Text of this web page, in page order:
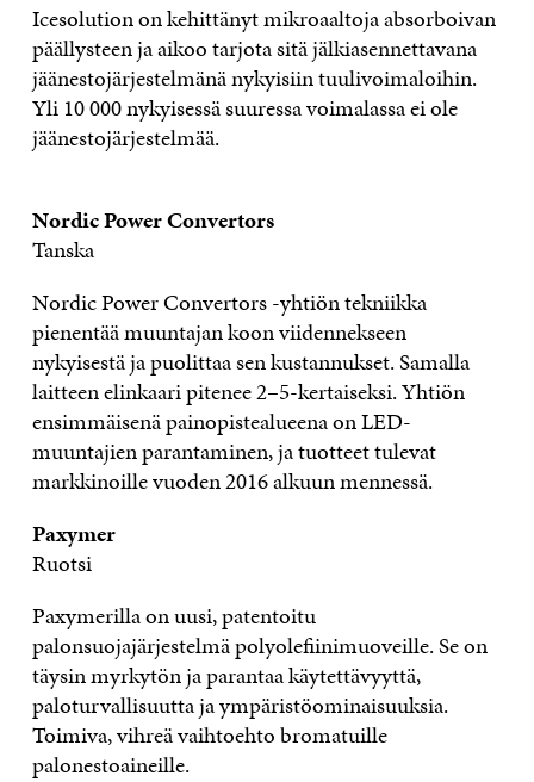
Icesolution on kehittänyt mikroaaltoja absorboivan
päällysteen ja aikoo tarjota sitä jälkiasennettavana
jäänestojärjestelmänä nykyisiin tuulivoimaloihin.
Yli 10 000 nykyisessä suuressa voimalassa ei ole
jäänestojärjestelmää.
Nordic Power Convertors
Tanska
Nordic Power Convertors -yhtiön tekniikka
pienentää muuntajan koon viidennekseen
nykyisestä ja puolittaa sen kustannukset. Samalla
laitteen elinkaari pitenee 2–5-kertaiseksi. Yhtiön
ensimmäisenä painopistealueena on LED-
muuntajien parantaminen, ja tuotteet tulevat
markkinoille vuoden 2016 alkuun mennessä.
Paxymer
Ruotsi
Paxymerilla on uusi, patentoitu
palonsuojajärjestelmä polyolefiinimuoveille. Se on
täysin myrkytön ja parantaa käytettävyyttä,
paloturvallisuutta ja ympäristöominaisuuksia.
Toimiva, vihreä vaihtoehto bromatuille
palonestoaineille.